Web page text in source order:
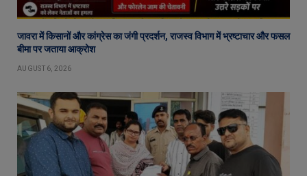
जावरा में किसानों और कांग्रेस का जंगी प्रदर्शन, राजस्व विभाग में भ्रष्टाचार और फसल
बीमा पर जताया आक्रोश
AUGUST 6, 2026